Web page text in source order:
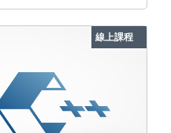
線上課程